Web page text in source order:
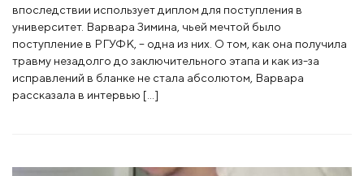
впоследствии использует диплом для поступления в
университет. Варвара Зимина, чьей мечтой было
поступление в РГУФК, – одна из них. О том, как она получила
травму незадолго до заключительного этапа и как из-за
исправлений в бланке не стала абсолютом, Варвара
рассказала в интервью […]